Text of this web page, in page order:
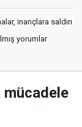
inançlara saldırı
yorumlar
mücadele